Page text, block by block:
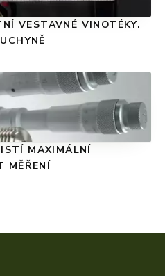
VESTAVNÉ VINOTÉKY.
MAXIMÁLNÍ
MĚŘENÍ